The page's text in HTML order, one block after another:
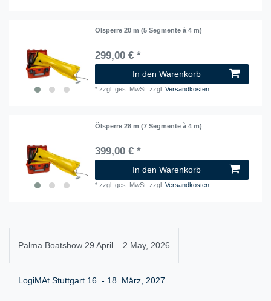
Ölsperre 20 m (5 Segmente à 4 m)
299,00 € *
In den Warenkorb
*zzgl. ges. MwSt. zzgl.Versandkosten
Ölsperre 28 m (7 Segmente à 4 m)
399,00 € *
In den Warenkorb
*zzgl. ges. MwSt. zzgl.Versandkosten
Palma Boatshow 29 April – 2 May, 2026
LogiMAt Stuttgart 16. - 18. März, 2027